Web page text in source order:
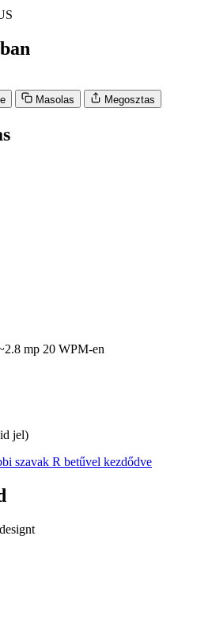
Masolas Megosztas
mp 20 WPM-en
jel)
szavak R betűvel kezdődve